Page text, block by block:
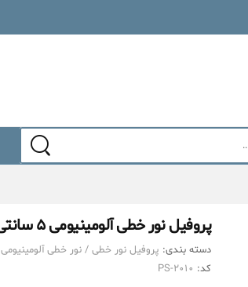
پروفیل نور خطی آلومینیومی ۵ سانتی بدون لبه کد L۵۰ نقره ای + دیفیوزر رایگان
دسته بندی: پروفیل نور خطی / نور خطی آلومینیومی A
کد: PS-۲۰۱۰